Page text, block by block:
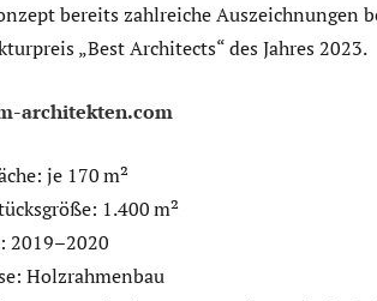
bereits zahlreiche
„Best Architects“ des Jahres 2023.
architekten.com
je 170 m²
1.400 m²
2019–2020
Holzrahmenbau